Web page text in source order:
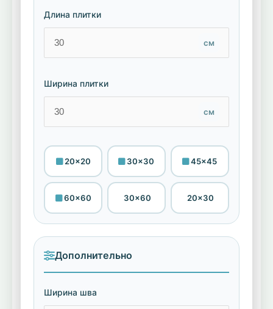
Длина плитки
см
Ширина плитки
см
20×20 30×30 45×45
60×60 30×60 20×30
Дополнительно
Ширина шва